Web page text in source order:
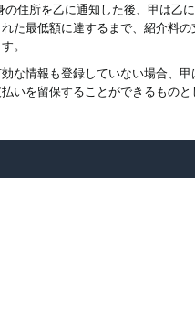
住所を乙に通知した後、甲は乙
た最低額に達するまで、紹介料
。
な情報も登録していない場合、
いを留保することができるものと